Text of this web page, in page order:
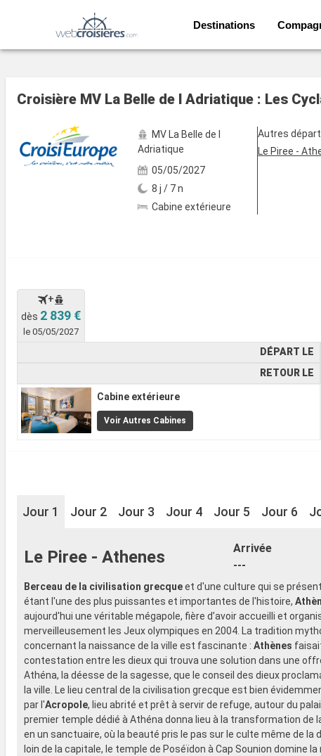
Destinations
Voir les 5 autres photos
Croisière MV La Belle de l Adriatique : Les
MV La Belle de l
Adriatique
05/05/2027
8 j / 7 n
Cabine extérieure
Autres
Le Piree -
+
dès 2 839 €
le 05/05/2027
DÉPART LE
RETOUR LE
Cabine extérieure
Voir Autres Cabines
Jour 1 Jour 2 Jour 3 Jour 4 Jour 5 Jour 6
Le Piree - Athenes
Arrivée
---
Berceau de la civilisation grecqueet d'une culture qui se
étant l'une des plus puissantes et importantes de l'histoire,
aujourd'hui une véritable mégapole, fière d’avoir accueilli et
merveilleusement les Jeux olympiques en 2004. La tradition
concernant la naissance de la ville est fascinante : Athènes
contestation entre les dieux qui trouva une solution dans une
Athéna, la déesse de la sagesse, que le conseil des dieux
la ville. Le lieu central de la civilisation grecque est bien
par l'Acropole, lieu abrité et prêt à servir de refuge, autour du
premier temple dédié à Athéna donna lieu à la transformation de
en un sanctuaire, où la beauté pris le pas sur le culte même de la
loin de la capitale, le temple de Poséïdon à Cap Sounion domine la